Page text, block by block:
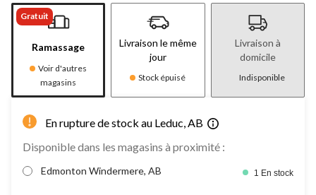
Gratuit
Ramassage
Voir d'autres
magasins
Livraison le même
jour
Stock épuisé
Livraison à
domicile
Indisponible
En rupture de stock au Leduc, AB
Disponible dans les magasins à proximité :
Edmonton Windermere, AB 1 En stock